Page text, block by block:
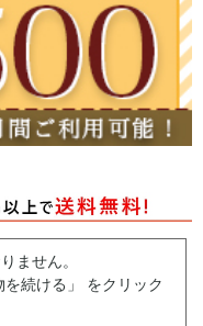
ません。
続ける」 をクリック